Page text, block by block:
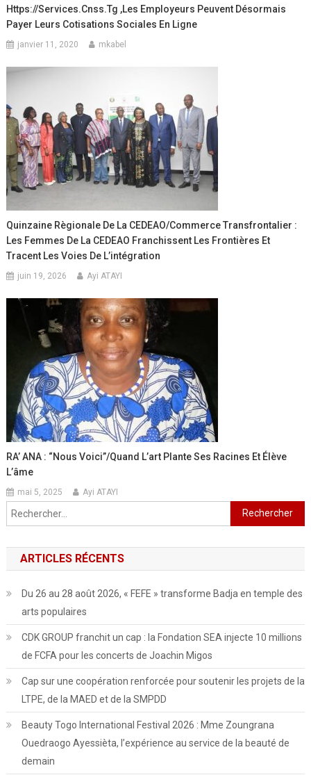
Https://services.cnss.tg ,les Employeurs Peuvent Désormais
Payer Leurs Cotisations Sociales En Ligne
janvier 11, 2020 mkabel
Quinzaine Règionale De La CEDEAO/Commerce Transfrontalier :
Les Femmes De La CEDEAO Franchissent Les Frontières Et
Tracent Les Voies De L’intégration
juin 19, 2026 Ayi ATAYI
RA’ ANA : “Nous Voici”/Quand L’art Plante Ses Racines Et Élève
L’âme
mai 5, 2025 Ayi ATAYI
Rechercher :
ARTICLES RÉCENTS
Du 26 au 28 août 2026, « FEFE » transforme Badja en temple des
arts populaires
CDK GROUP franchit un cap : la Fondation SEA injecte 10 millions
de FCFA pour les concerts de Joachin Migos
Cap sur une coopération renforcée pour soutenir les projets de la
LTPE, de la MAED et de la SMPDD
Beauty Togo International Festival 2026 : Mme Zoungrana
Ouedraogo Ayessièta, l’expérience au service de la beauté de
demain